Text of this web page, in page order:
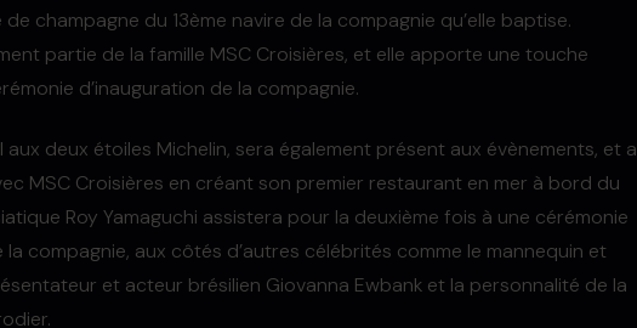
champagne du 13ème navire de la compagnie qu’elle baptise.
partie de la famille MSC Croisières, et elle apporte une touche
d’inauguration de la compagnie.
aux deux étoiles Michelin, sera également présent aux évènements, et a
MSC Croisières en créant son premier restaurant en mer à bord du
Roy Yamaguchi assistera pour la deuxième fois à une cérémonie
la compagnie, aux côtés d’autres célébrités comme le mannequin et
et acteur brésilien Giovanna Ewbank et la personnalité de la